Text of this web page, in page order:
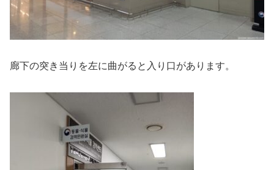
廊下の突き当りを左に曲がると入り口があります。